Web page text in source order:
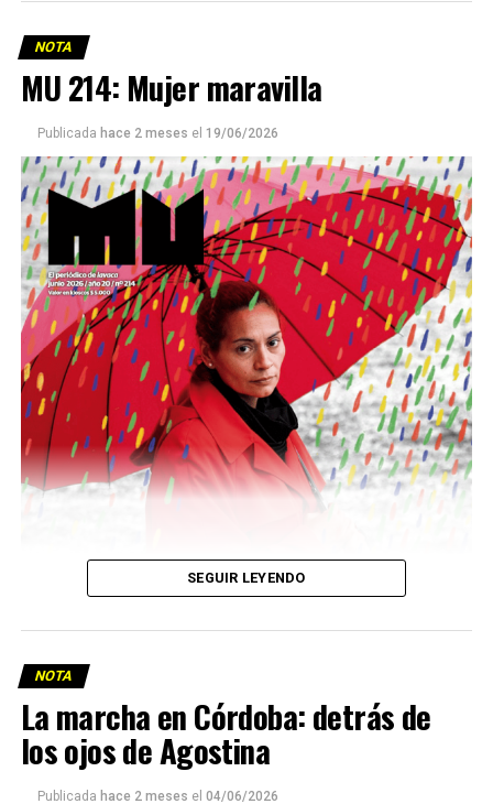
Este número 215 de MU ☝️viene con doble tapa, que
podría ser una frase:
Sin chamuyo, a remarla.
Descargar la Mu en PDF
Viaje a la vida en el Delta: Y la nave
NOTA
MU 214: Mujer maravilla
Publicada hace 2 meses el 19/06/2026
SEGUIR LEYENDO
NOTA
La marcha en Córdoba: detrás de
los ojos de Agostina
Publicada hace 2 meses el 04/06/2026